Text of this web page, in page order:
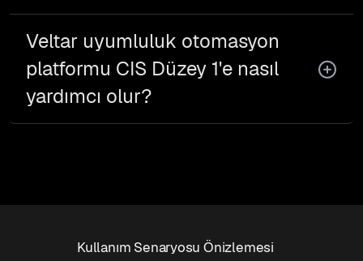
Veltar uyumluluk otomasyon
platformu CIS Düzey 1'e nasıl
yardımcı olur?
Kullanım Senaryosu Önizlemesi